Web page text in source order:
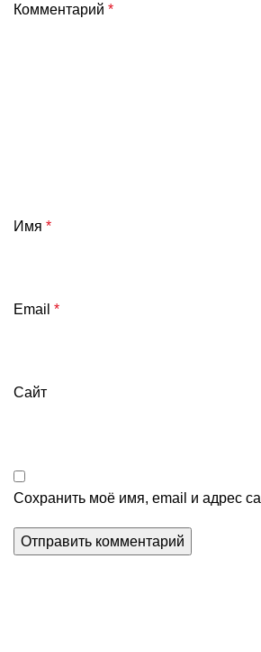
Комментарий *
Имя *
Email *
Сайт
Сохранить моё имя, email и адрес